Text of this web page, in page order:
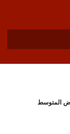
المتوسط